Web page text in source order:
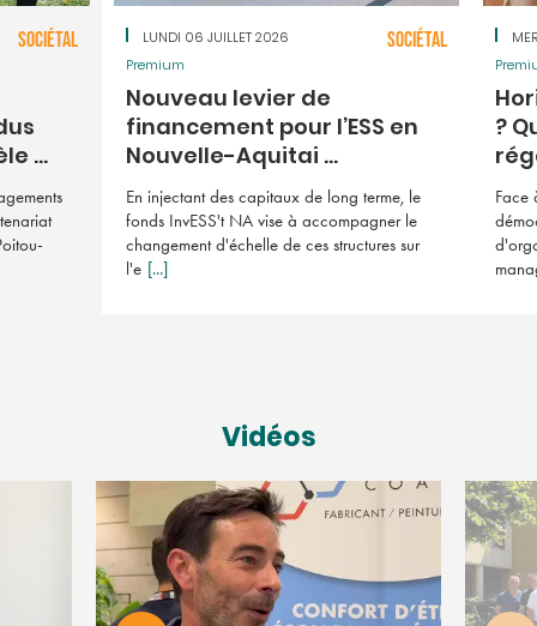
...
SOCIÉTAL LUNDI 06 JUILLET 2026
Nouveau levier de
financement pour l’ESS en
Nouvelle-Aquitai ...
En injectant des capitaux de long terme, le
fonds InvESS't NA vise à accompagner le
changement d'échelle de ces structures sur
l'e [...]
SOCIÉTAL
Premium
?
Face
Vidéos